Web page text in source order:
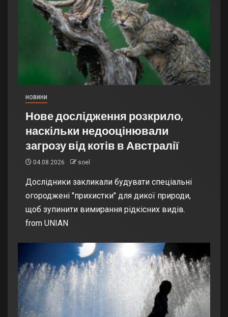
НОВИНИ
Нове дослідження розкрило,
наскільки недооцінювали
загрозу від котів в Австралії
04.08.2026 soel
Дослідники закликали будувати спеціальні
огороджені "прихистки" для дикої природи,
щоб зупинити вимирання рідкісних видів.
from UNIAN